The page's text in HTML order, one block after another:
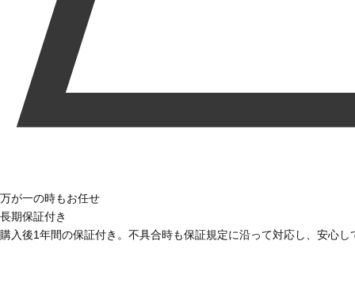
万が一の時もお任せ
長期保証付き
購入後1年間の保証付き。不具合時も保証規定に沿って対応し、安心